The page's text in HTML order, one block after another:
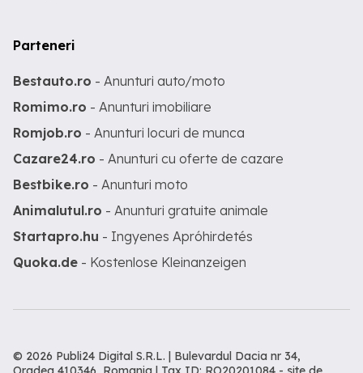
Parteneri
Bestauto.ro - Anunturi auto/moto
Romimo.ro - Anunturi imobiliare
Romjob.ro - Anunturi locuri de munca
Cazare24.ro - Anunturi cu oferte de cazare
Bestbike.ro - Anunturi moto
Animalutul.ro - Anunturi gratuite animale
Startapro.hu - Ingyenes Apróhirdetés
Quoka.de - Kostenlose Kleinanzeigen
© 2026 Publi24 Digital S.R.L. | Bulevardul Dacia nr 34,